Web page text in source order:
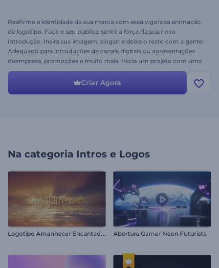
Reafirme a identidade da sua marca com essa vigorosa animação
de logotipo. Faça o seu público sentir a força da sua nova
introdução. Insira sua imagem, slogan e deixe o resto com a gente!
Adequado para introduções de canais digitais ou apresentações
deempresa, promoções e muito mais. Inicie um projeto com uma
abertura poderosa usando o Logotipo Borrifada Slow-Motion.
Criar Agora
Na categoria Intros e Logos
L
ogotipo Amanhecer Encantador Abertura Gamer Neon Futurista